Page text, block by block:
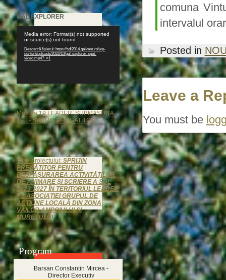
comuna
intervalul
Posted in
Leave a
You must be
GAL EXPLORER
videoMedia error: Format(s) not supported
or source(s) not found
Descarcă fișierul: https://sdl2014.galvam.ro/wp-
content/uploads/2022/10/gal-explorer-spot-
video.mp4?_=1
Masura 19 LEADER. SUBMASURA
19.1- SPRIJIN PREGATITOR
Titlul proiectului: SPRIJIN
PREGĂTITOR PENTRU
DESFĂȘURAREA ACTIVITĂȚILOR
DE ANIMARE ȘI SCRIERE A SDL
2023-2027 ÎN TERITORIUL LEADER
AL ASOCIAȚIEI GRUPUL DE
ACȚIUNE LOCALĂ DIN ZONA
VĂILOR AMPOIULUI ȘI
MUREȘULUI
Program
Barsan Constantin Mircea -
Director Executiv